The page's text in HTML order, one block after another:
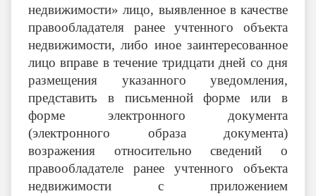
недвижимости» лицо, выявленное в качестве
правообладателя ранее учтенного объекта
недвижимости, либо иное заинтересованное
лицо вправе в течение тридцати дней со дня
размещения указанного уведомления,
представить в письменной форме или в
форме электронного документа
(электронного образа документа)
возражения относительно сведений о
правообладателе ранее учтенного объекта
недвижимости с приложением